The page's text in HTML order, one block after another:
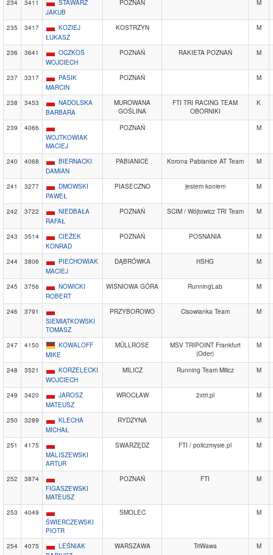
234 3411
STAWARZ
JAKUB
POZNAŃ M
235 3417
KOZIEJ
ŁUKASZ
KOSTRZYN M
236 3641
OCZKOŚ
WOJCIECH
POZNAŃ RAKIETA POZNAŃ M
237 3317
PASIK
MARCIN
POZNAŃ M
238 3453
NADOLSKA
BARBARA
MUROWANA
GOŚLINA
FTI TRI RACING TEAM
OBORNIKI
K
239
4066
WOJTKOWIAK
MACIEJ
POZNAŃ M
240 4068
BIERNACKI
DAMIAN
PABIANICE Korona Pabianice AT Team M
241 3277
DMOWSKI
PAWEŁ
PIASECZNO jestem koniem M
242 3722
NIEDBAŁA
RAFAŁ
POZNAŃ SCIM / Wójtowicz TRI Team M
243 3514
CIEŻEK
KONRAD
POZNAŃ POSNANIA M
244 3806
PIECHOWIAK
MACIEJ
DĄBRÓWKA HSHG M
245 3756
NOWICKI
ROBERT
WIŚNIOWA GÓRA RunningLab M
246
3791
SIEMIĄTKOWSKI
TOMASZ
PRZYBOROWO Cisowianka Team M
247 4150
KOWALOFF
MIKE
MÜLLROSE
MSV TRIPOINT Frankfurt
(Oder)
M
248 3521
KORZELECKI
WOJCIECH
MILICZ Running Team Milicz M
249 3420
JAROSZ
MATEUSZ
WROCŁAW 2xtri.pl M
250 3289
KLECHA
MICHAŁ
RYDZYNA M
251
4175
MALISZEWSKI
ARTUR
SWARZĘDZ FTI / policzmysie.pl M
252
3874
FIGASZEWSKI
MATEUSZ
POZNAŃ FTI M
253
4049
ŚWIERCZEWSKI
PIOTR
SMOLEC M
254 4075
LEŚNIAK
WARSZAWA TriWawa M